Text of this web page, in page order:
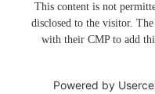
This content is not
disclosed to the visitor.
with their CMP to add
Powered by